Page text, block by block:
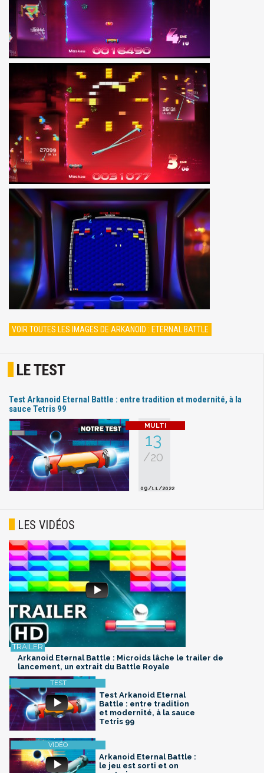
VOIR TOUTES LES IMAGES DE ARKANOID : ETERNAL BATTLE
LE TEST
Test Arkanoid Eternal Battle : entre tradition et modernité, à la
sauce Tetris 99
13
/20
09/11/2022
LES VIDÉOS
Arkanoid Eternal Battle : Microids lâche le trailer de
lancement, un extrait du Battle Royale
Test Arkanoid Eternal
Battle : entre tradition
et modernité, à la sauce
Tetris 99
Arkanoid Eternal Battle :
le jeu est sorti et on